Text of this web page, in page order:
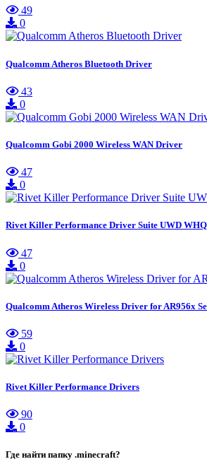
49
0
Qualcomm Atheros Bluetooth Driver
43
0
Qualcomm Gobi 2000 Wireless WAN Driver
47
0
Rivet Killer Performance Driver Suite UWD
47
0
Qualcomm Atheros Wireless Driver for AR956x
59
0
Rivet Killer Performance Drivers
90
0
Где найти папку .minecraft?